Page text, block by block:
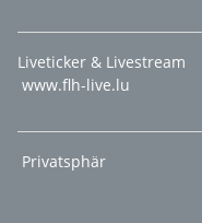
Liveticker & Livestream
www.flh-live.lu
Privatsphär